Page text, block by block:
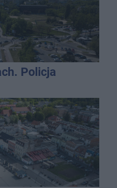
Policja